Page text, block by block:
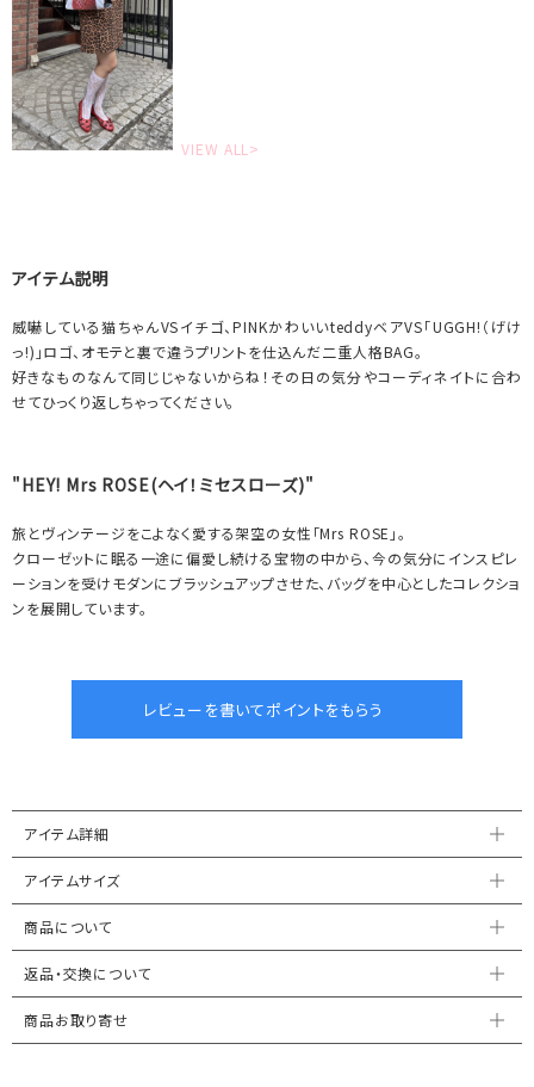
VIEW ALL>
アイテム説明
威嚇している猫ちゃんVSイチゴ、PINKかわいいteddyベアVS「UGGH!（げけ
っ!)」ロゴ、オモテと裏で違うプリントを仕込んだ二重人格BAG。
好きなものなんて同じじゃないからね！その日の気分やコーディネイトに合わ
せてひっくり返しちゃってください。
"HEY! Mrs ROSE(ヘイ！ミセスローズ)"
旅とヴィンテージをこよなく愛する架空の女性「Mrs ROSE」。
クローゼットに眠る一途に偏愛し続ける宝物の中から、今の気分にインスピレ
ーションを受けモダンにブラッシュアップさせた、バッグを中心としたコレクショ
ンを展開しています。
アイテム詳細
アイテムサイズ
商品について
返品・交換について
商品お取り寄せ